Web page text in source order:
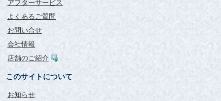
アフターサービス
よくあるご質問
お問い合せ
会社情報
店舗のご紹介
このサイトについて
お知らせ